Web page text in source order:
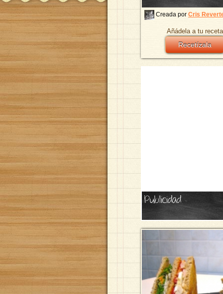
Creada por Cris
Añádela a tu
Recetízala
Publicidad